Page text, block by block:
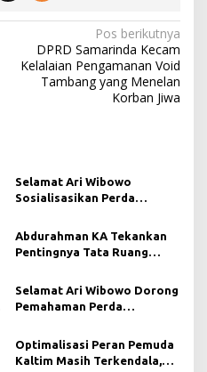
Pos berikutnya
DPRD Samarinda Kecam
Kelalaian Pengamanan Void
Tambang yang Menelan
Korban Jiwa
Selamat Ari Wibowo
Sosialisasikan Perda
Long Beleh
Abdurahman KA Tekankan
Pentingnya Tata Ruang
Selamat Ari Wibowo Dorong
Pemahaman Perda
Tengah Masyarakat
Optimalisasi Peran Pemuda
Kaltim Masih Terkendala,